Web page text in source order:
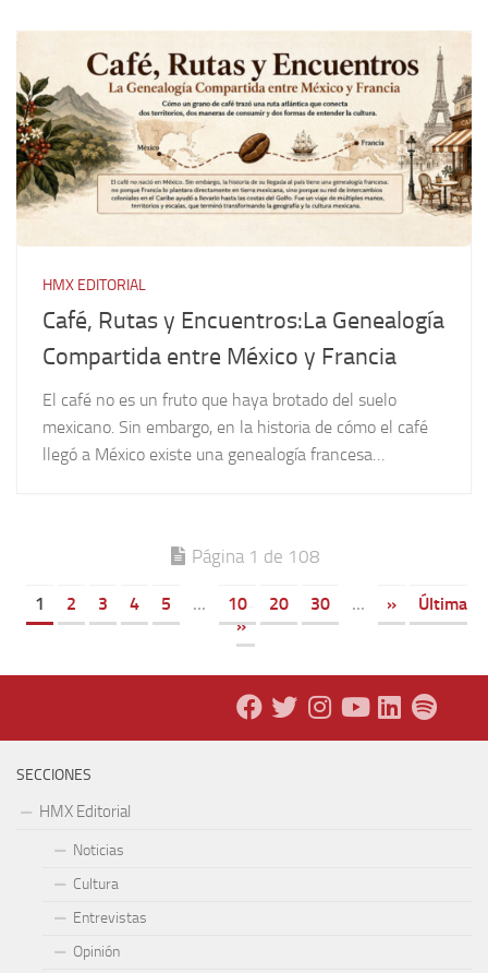
HMX EDITORIAL
Café, Rutas y Encuentros:La Genealogía
Compartida entre México y Francia
El café no es un fruto que haya brotado del suelo
mexicano. Sin embargo, en la historia de cómo el café
llegó a México existe una genealogía francesa…
Página 1 de 108
1 2 3 4 5 ... 10 20 30 ... »
Última
»
SECCIONES
HMX Editorial
Noticias
Cultura
Entrevistas
Opinión